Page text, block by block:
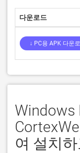
다운로드
↓ PC용 APK 다운
Windows
여 설치